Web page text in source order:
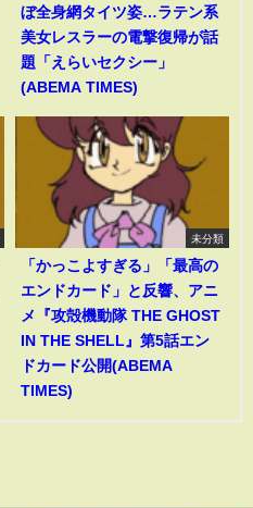
ぼ全身網タイツ姿…ラテン系
美女レスラーの電撃復帰が話
題「えらいセクシー」
(ABEMA TIMES)
未分類
「かっこよすぎる」「最高の
エンドカード」と反響、アニ
メ『攻殻機動隊 THE GHOST
IN THE SHELL』第5話エン
ドカード公開(ABEMA
TIMES)